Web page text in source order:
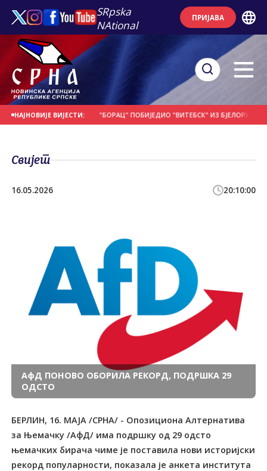
SRpska
NAtional
ПРИЈАВА
НАЈНОВИЈЕ ВИЈЕСТИ:
НА ДАНАШЊИ ДАН "БОРАЦ" ПОБИЈЕДИО "ВИТЕБСК" ИЗ БЈЕЛОРУСИЈЕ
Свијет
16.05.2026 20:10:00
АфД ПОНОВО ОБОРИЛА РЕКОРД, ПОДРШКА 29
ОДСТО
БЕРЛИН, 16. МАЈА /СРНА/ - Опозициона Алтернатива
за Њемачку /АфД/ има подршку од 29 одсто
њемачких бирача чиме је поставила нови историјски
рекорд популарности, показала је анкета института